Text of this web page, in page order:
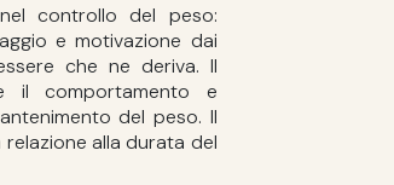
controllo del peso:
e motivazione dai
che ne deriva. Il
il comportamento e
del peso. Il
alla durata del